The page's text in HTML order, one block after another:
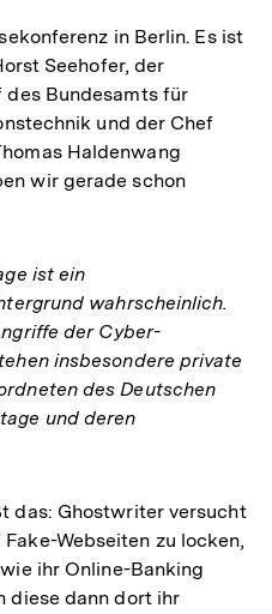
in Berlin. Es ist
Seehofer, der
des Bundesamts für
und der Chef
Haldenwang
wir gerade schon
ist ein
wahrscheinlich.
der Cyber-
insbesondere private
des Deutschen
und deren
das: Ghostwriter versucht
Webseiten zu locken,
ihr Online-Banking
diese dann dort ihr